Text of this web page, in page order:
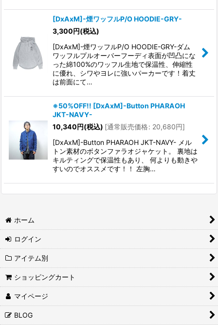
[DxAxM]-煙ワッフルP/O HOODIE-GRY-
3,300円(税込)
[DxAxM]-煙ワッフルP/O HOODIE-GRY-ダム
ワッフルプルオーバーフーディ表面が凹凸にな
った綿100%のワッフル生地で保温性、伸縮性
に優れ、シワやヨレに強いパーカーです！着丈
は前面にて…
※50%OFF!! [DxAxM]-Button PHARAOH
JKT-NAVY-
10,340円(税込) [通常販売価格: 20,680円]
[DxAxM]-Button PHARAOH JKT-NAVY- メル
トン素材のボタンファラオジャケット。 裏地は
キルティングで保温性もあり、 何よりも動きや
すいのでオススメです！！ 左胸…
ホーム
ログイン
アイテム別
ショッピングカート
マイページ
BLOG